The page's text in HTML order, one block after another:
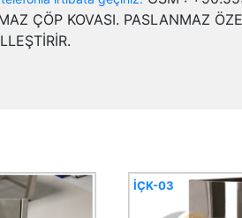
ÇÖP KOVASI. PASLANMAZ
İÇK-03